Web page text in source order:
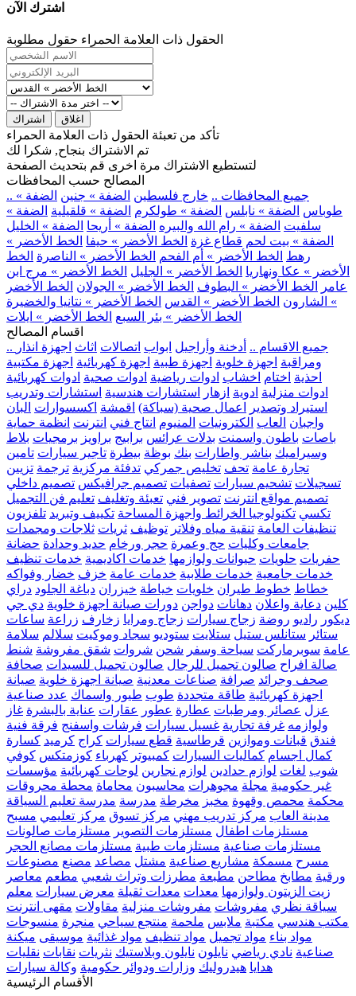
اشترك الآن
الحقول ذات العلامة الحمراء حقول مطلوبة
اشتراك اغلاق
تأكد من تعبئة الحقول ذات العلامة الحمراء
تم الاشتراك بنجاح, شكرا لك
لتستطيع الاشتراك مرة اخرى قم بتحديث الصفحة
المصالح حسب المحافظات
.. جميع المحافظات .. خارج فلسطين الضفة » جنين الضفة »
طوباس الضفة » نابلس الضفة » طولكرم الضفة » قلقيلية الضفة »
سلفيت الضفة » رام الله والبيره الضفة » أريحا الضفة » الخليل
الضفة » بيت لحم قطاع غزة الخط الأخضر » حيفا الخط الأخضر »
رهط الخط الأخضر » أم الفحم الخط الأخضر » الناصرة الخط
الأخضر » عكا ونهاريا الخط الأخضر » الجليل الخط الأخضر » مرج ابن
عامر
الخط الأخضر » البطوف الخط الأخضر » الجولان الخط الأخضر
» الشارون الخط الأخضر » القدس الخط الأخضر » نتانيا والخضيرة
الخط الأخضر » بئر السبع الخط الأخضر » ايلات
اقسام المصالح
.. جميع الاقسام .. أدخنة وأراجيل ابواب اتصالات اثاث اجهزة انذار
ومراقبة اجهزة خلوية اجهزة طبية اجهزة كهربائية اجهزة مكتبية
احذية اختام اخشاب ادوات رياضية ادوات صحية ادوات كهربائية
ادوات منزلية ادوية ازهار استشارات هندسية استشارات وتدريب
استيراد وتصدير
اعمال صحية (سباكة) اقمشة اكسسوارات البان
واجبان العاب الكترونيات المنيوم انتاج فني انترنت انظمة حماية
باصات باطون واسمنت بدلات عرائس برابيج براويز برمجيات بلاط
وسيراميك بناشر واطارات بنك بوظة بيطرة تاجير سيارات تامين
تجارة عامة تحف تخليص جمركي تدفئة مركزية ترجمة تزيين
تسجيلات تشحيم سيارات تصفيات تصميم جرافيكس تصميم داخلي
تصميم مواقع انترنت تصوير فني تعبئة وتغليف تعليم فن التجميل
تكسي تكنولوجيا الخرائط واجهزة المساحة تكييف وتبريد تلفزيون
تنظيفات العامة تنقية مياه وفلاتر توظيف ثريات ثلاجات ومجمدات
جامعات وكليات حج وعمرة حجر ورخام حديد وحدادة حضانة
حفريات حلويات حيوانات ولوازمها خدمات اكاديمية خدمات تنظيف
خدمات جامعية خدمات طلابية خدمات عامة خزف خضار وفواكه
خطاط خطوط طيران خلويات خياطة خيزران دباغة الجلود دراي
كلين دعاية واعلان دهانات دواجن دورات صيانة اجهزة خلوية دي جي
ديكور راديو روضة زجاج سيارات زجاج ومرايا زخارف زراعة ساعات
ستائر ستانلس ستيل ستلايت ستوديو سجاد وموكيت سلالم سلامة
عامة سوبرماركت سياحة وسفر شحن شروات شقق مفروشة شنط
صالة افراح صالون تجميل للرجال صالون تجميل للسيدات صحافة
صحف وجرائد صرافة صناعات معدنية صيانة اجهزة خلوية صيانة
اجهزة كهربائية طاقة متجددة طوب طيور واسماك عدد صناعية
عزل عصائر ومرطبات عطارة عطور عقارات عناية بالبشرة غاز
ولوازمه غرفة تجارية غسيل سيارات فرشات واسفنج فرقة فنية
فندق قبانات وموازين قرطاسية قطع سيارات كراج كرميد كسارة
كمال اجسام كماليات السيارات كمبيوتر كهرباء كوزمتكس كوفي
شوب لغات لوازم حدادين لوازم نجارين لوحات كهربائية مؤسسات
غير حكومية مجلة مجوهرات محاسبون محاماة محطة محروقات
محكمة محمص وقهوة مخبز مخرطة مدرسة مدرسة تعليم السياقة
مدينة العاب مركز تدريب مهني مركز تسوق مركز تعليمي مسبح
مستلزمات اطفال مستلزمات التصوير مستلزمات صالونات
مستلزمات صناعية مستلزمات طبية مستلزمات مصانع الحجر
مسرح مسمكة مشاريع صناعية مشتل مصاعد مصنع مصنوعات
ورقية مطابخ مطاحن مطبعة مطرزات وتراث شعبي مطعم معاصر
زيت الزيتون ولوازمها معدات معدات ثقيلة معرض سيارات معلم
سياقة نظري مفروشات مفروشات منزلية مقاولات مقهى انترنت
مكتب هندسي مكتبة ملابس ملحمة منتجع سياحي منجرة منسوجات
مواد بناء مواد تجميل مواد تنظيف مواد غذائية موسيقى ميكنة
صناعية نادي رياضي نايلون نايلون وبلاستيك نثريات نقابات نقليات
هدايا هيدروليك وزارات ودوائر حكومية وكالة سيارات
الأقسام الرئيسية